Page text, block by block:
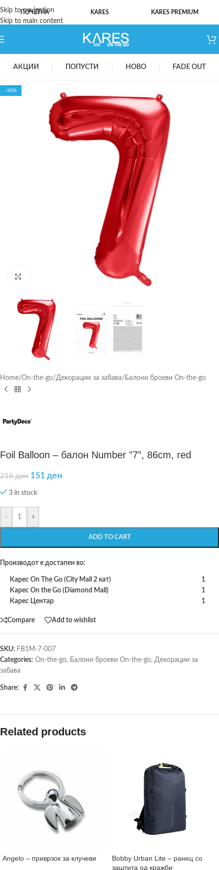
Skip to navigation
Skip to main content
ПОЧЕТНА KARES KARES PREMIUM
АКЦИИ ПОПУСТИ НОВО FADE OUT
-30%
Home/On-the-go/Декорации за забава/ Балони броеви On-the-go
Foil Balloon – балон Number ”7”, 86cm, red
216ден 151 ден
3 in stock
- +
ADD TO CART
Производот е достапен во:
Карес On The Go (City Mall 2 кат)
1
Карес On the Go (Diamond Mall)
1
Карес Центар
1
Compare Add to wishlist
SKU: FB1M-7-007
Categories: On-the-go, Балони броеви On-the-go, Декорации за
забава
Share:
Related products
Angelo – приврзок за клучеви
Bobby Urban Lite – ранец со
заштита од кражби